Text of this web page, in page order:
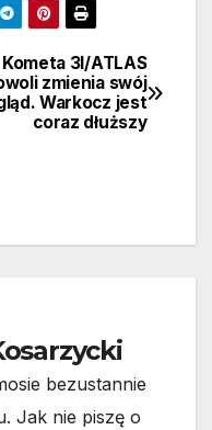
Kometa 3I/ATLAS
zmienia swój
Warkocz jest
coraz dłuższy
bezustannie
Jak nie piszę o